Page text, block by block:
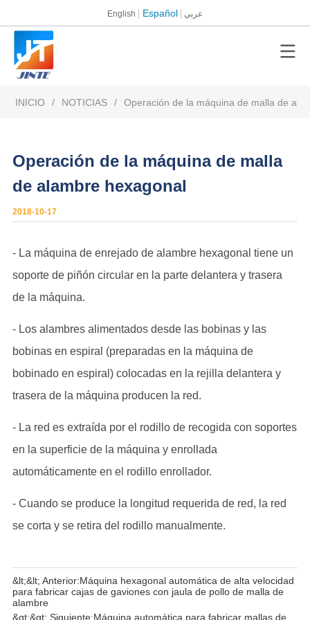
English Español عربي
INICIO / NOTICIAS / Operación de la máquina de malla de
Operación de la máquina de malla
de alambre hexagonal
2018-10-17
&lt;&lt; Anterior:Máquina hexagonal automática de alta velocidad
para fabricar cajas de gaviones con jaula de pollo de malla de
alambre
&gt;&gt; Siguiente:Máquina automática para fabricar mallas de